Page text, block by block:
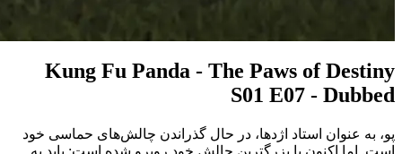
Kung Fu Panda - The Paws of Destiny
S01 E07 - Dubbed
پو، به عنوان استاد اژدها، در حال گذراندن چالش‌های حماسی خود
است. اما اکنون با بزرگترین چالش خود روبرو شده است: باید به